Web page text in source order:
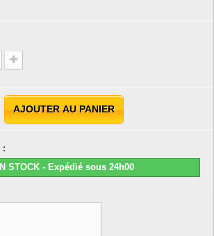
AJOUTER AU PANIER
:
STOCK - Expédié sous 24h00